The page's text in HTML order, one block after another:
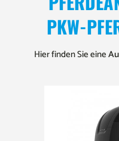
PKW-
Hier finden Sie eine